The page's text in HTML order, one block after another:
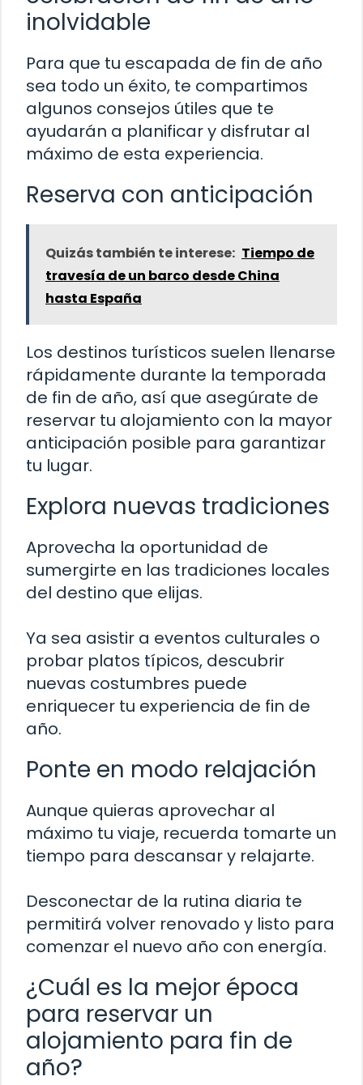
inolvidable
Para que tu escapada de fin de año
sea todo un éxito, te compartimos
algunos consejos útiles que te
ayudarán a planificar y disfrutar al
máximo de esta experiencia.
Reserva con anticipación
Quizás también te interese: Tiempo de
travesía de un barco desde China
hasta España
Los destinos turísticos suelen llenarse
rápidamente durante la temporada
de fin de año, así que asegúrate de
reservar tu alojamiento con la mayor
anticipación posible para garantizar
tu lugar.
Explora nuevas tradiciones
Aprovecha la oportunidad de
sumergirte en las tradiciones locales
del destino que elijas.
Ya sea asistir a eventos culturales o
probar platos típicos, descubrir
nuevas costumbres puede
enriquecer tu experiencia de fin de
año.
Ponte en modo relajación
Aunque quieras aprovechar al
máximo tu viaje, recuerda tomarte un
tiempo para descansar y relajarte.
Desconectar de la rutina diaria te
permitirá volver renovado y listo para
comenzar el nuevo año con energía.
¿Cuál es la mejor época
para reservar un
alojamiento para fin de
año?